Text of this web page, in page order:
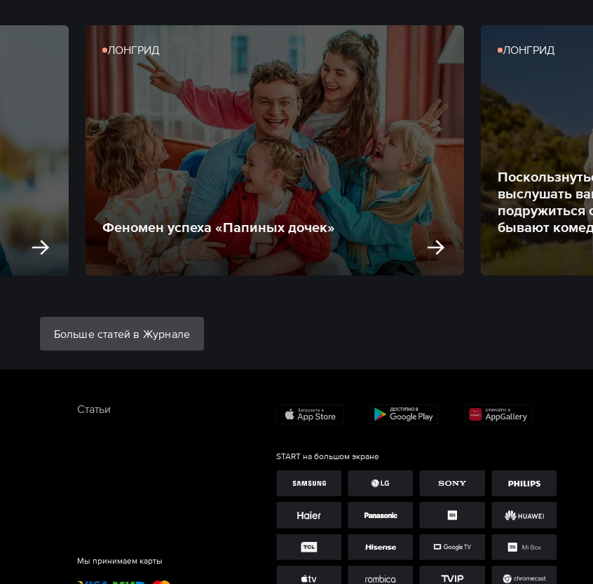
ЛОНГРИД
Феномен успеха «Папиных дочек»
ЛОНГРИД
выслушать
подружиться
бывают
Больше статей в Журнале
Статьи
Мы принимаем карты
START на большом экране